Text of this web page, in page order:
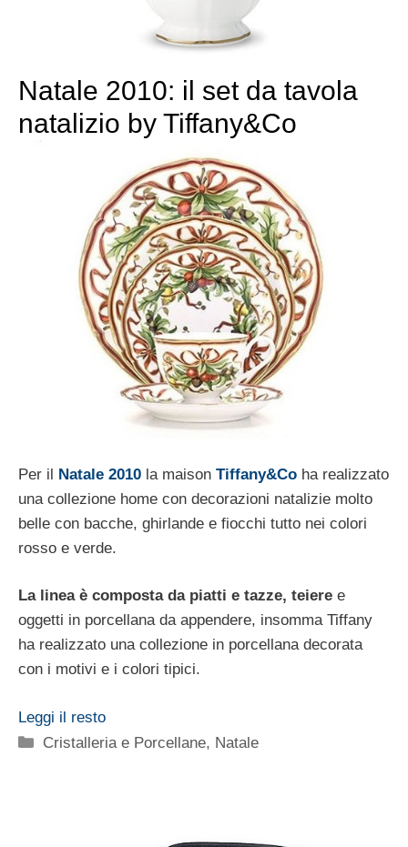
Natale 2010: il set da tavola
natalizio by Tiffany&Co
Per il Natale 2010 la maison Tiffany&Co ha realizzato
una collezione home con decorazioni natalizie molto
belle con bacche, ghirlande e fiocchi tutto nei colori
rosso e verde.
La linea è composta da piatti e tazze, teiere e
oggetti in porcellana da appendere, insomma Tiffany
ha realizzato una collezione in porcellana decorata
con i motivi e i colori tipici.
Leggi il resto
Categorie
Cristalleria e Porcellane, Natale